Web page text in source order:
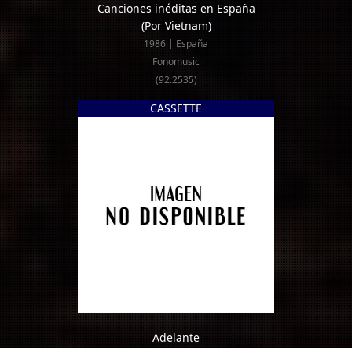
Canciones inéditas en España
(Por Vietnam)
1986 | España
Fonomusic
(92.2535)
CASSETTE
Adelante